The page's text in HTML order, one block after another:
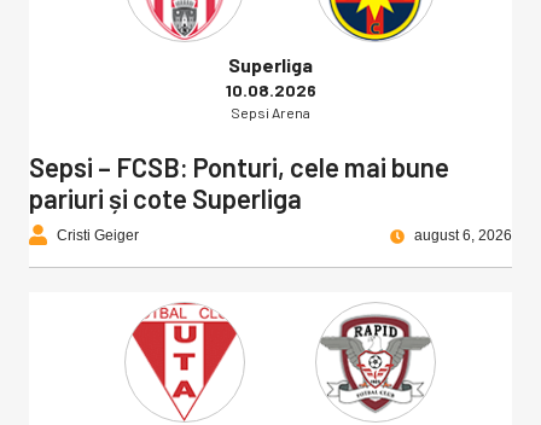
Superliga
10.08.2026
Sepsi Arena
Sepsi – FCSB: Ponturi, cele mai bune
pariuri și cote Superliga
Cristi Geiger august 6, 2026